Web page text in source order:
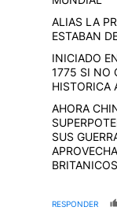
ALIAS LA
ESTABAN
INICIADO
1775 SI NO
HISTORICA
AHORA CHINA VUELVE A SU LUGAR DE
SUS
BRITANICOS ETC
LA
SAQUEALOS O
RESPONDER